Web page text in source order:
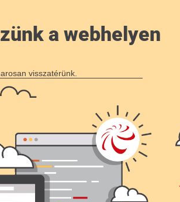
a webhelyen
visszatérünk.